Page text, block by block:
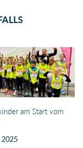
am Start vom
2025